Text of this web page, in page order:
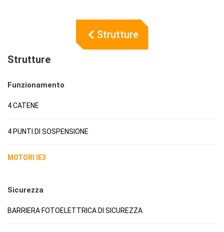
Strutture
Strutture
Funzionamento
4 CATENE
4 PUNTI DI SOSPENSIONE
MOTORI IE3
Sicurezza
BARRIERA FOTOELETTRICA DI SICUREZZA